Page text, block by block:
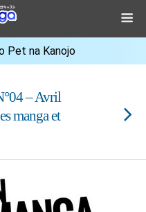
Pet na Kanojo
– Avril
manga et